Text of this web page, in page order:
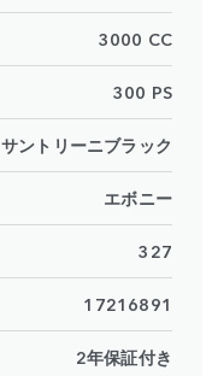
3000 CC
300 PS
サントリーニブラック
エボニー
327
17216891
2年保証付き